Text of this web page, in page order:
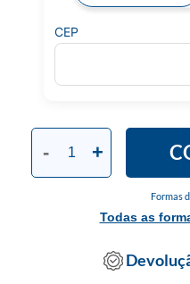
Formas
Todas as
- +
CEP